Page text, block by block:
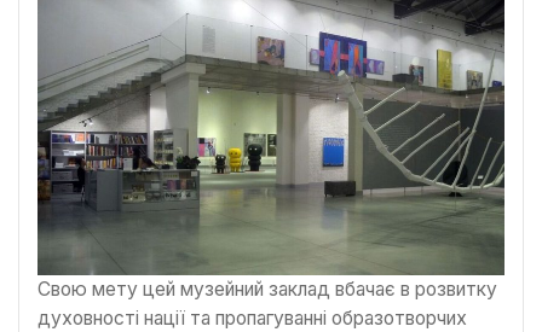
Свою мету цей музейний заклад вбачає в розвитку
духовності нації та пропагуванні образотворчих